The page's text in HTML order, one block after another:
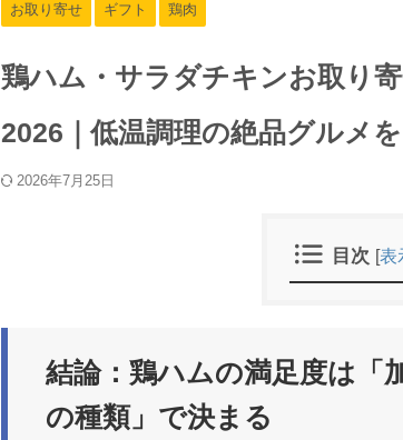
お取り寄せ ギフト 鶏肉
鶏ハム・サラダチキンお取り
2026｜低温調理の絶品グルメ
2026年7月25日
目次 [表
結論：鶏ハムの満足度は「
の種類」で決まる